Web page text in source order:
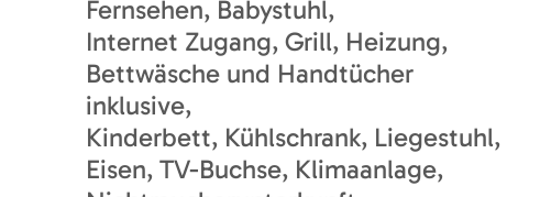
Fernsehen Babystuhl
Internet Zugang Grill Heizung
Bettwäsche und Handtücher
inklusive
Kinderbett Kühlschrank Liegestuhl
Eisen TV-Buchse Klimaanlage